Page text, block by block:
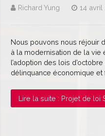
Richard Yung 14 avril
Nous pouvons nous réjouir
à la modernisation de la vie
l’adoption des lois
délinquance économique et
Lire la suite : Projet de loi